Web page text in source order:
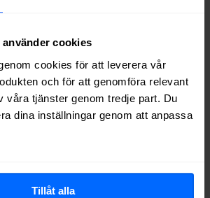
cookies
cookies för att leverera vår
och för att genomföra relevant
våra tjänster genom tredje part. Du
dina inställningar genom att anpassa
Tillåt alla
internetleverantörer som erbjuder